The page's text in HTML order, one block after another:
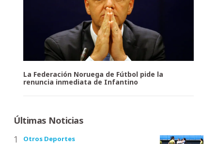
La Federación Noruega de Fútbol pide la
renuncia inmediata de Infantino
Últimas Noticias
Otros Deportes